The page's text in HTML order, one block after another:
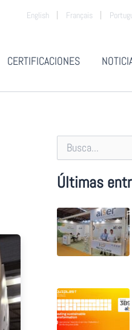
English Français
CERTIFICACIONES
c
a
p
o
r
:
Últimas